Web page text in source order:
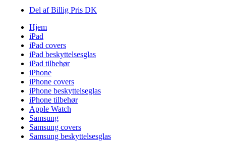
Del af Billig Pris DK
Hjem
iPad
iPad covers
iPad beskyttelsesglas
iPad tilbehør
iPhone
iPhone covers
iPhone beskyttelseglas
iPhone tilbehør
Apple Watch
Samsung
Samsung covers
Samsung beskyttelsesglas